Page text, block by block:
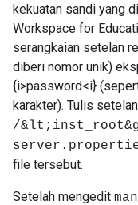
kekuatan sandi yang
Workspace for
serangkaian setelan
diberi nomor unik)
{i>password<i}
karakter). Tulis
/
file tersebut.
Setelah mengedit